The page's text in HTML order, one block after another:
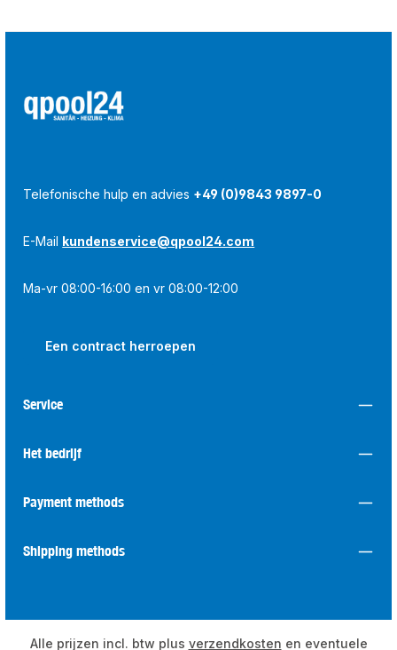
Telefonische hulp en advies +49 (0)9843 9897-0
E-Mail kundenservice@qpool24.com
Ma-vr 08:00-16:00 en vr 08:00-12:00
Een contract herroepen
Service
Het bedrijf
Payment methods
Shipping methods
Alle prijzen incl. btw plus verzendkosten en eventuele